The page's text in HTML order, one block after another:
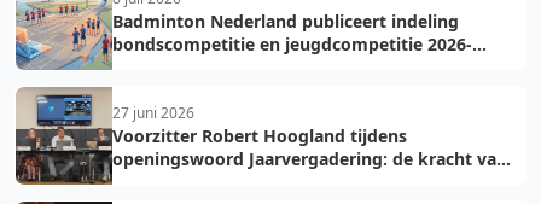
Badminton Nederland publiceert indeling
bondscompetitie en jeugdcompetitie 2026-
27 juni 2026
Voorzitter Robert Hoogland tijdens
openingswoord Jaarvergadering: de kracht van